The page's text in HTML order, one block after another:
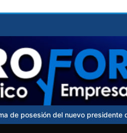
del nuevo presidente de